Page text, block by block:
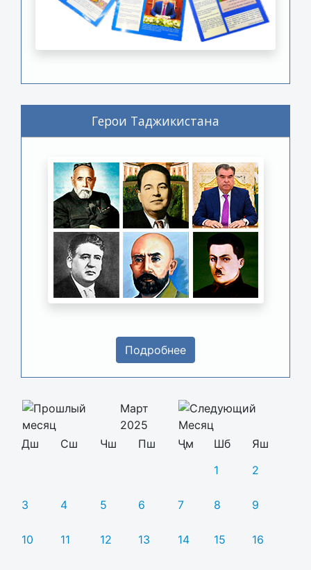
Герои Таджикистана
Подробнее
Март
2025
Дш
Сш Чш Пш Ҷм Шб
Яш
1
2
3 4 5 6 7 8 9
10 11 12 13 14 15 16